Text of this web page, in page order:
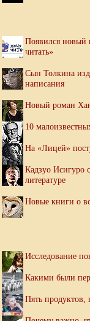
Появился новый
читать»
Сын Толкина
написания
Новый роман
10
На «Лицей»
Кадзуо Исигуро
литературе
Новые книги о
Исследование
Какими были
Пять продуктов,